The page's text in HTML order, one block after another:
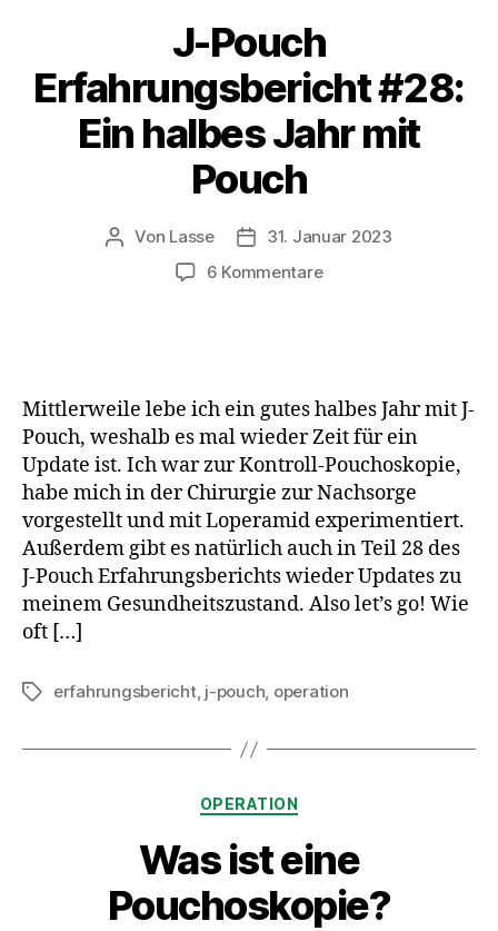
J-Pouch
Erfahrungsbericht #28:
Ein halbes Jahr mit
Pouch
Beitragsautor
Von Lasse Beitragsdatum
31. Januar 2023
6 Kommentarezu
halbes
Jahr
mit
Pouch
Mittlerweile lebe ich ein gutes halbes Jahr mit J-
Pouch, weshalb es mal wieder Zeit für ein
Update ist. Ich war zur Kontroll-Pouchoskopie,
habe mich in der Chirurgie zur Nachsorge
vorgestellt und mit Loperamid experimentiert.
Außerdem gibt es natürlich auch in Teil 28 des
J-Pouch Erfahrungsberichts wieder Updates zu
meinem Gesundheitszustand. Also let’s go! Wie
oft […]
Schlagwörter
erfahrungsbericht, j-pouch, operation
Kategorien
OPERATION
Was ist eine
Pouchoskopie?